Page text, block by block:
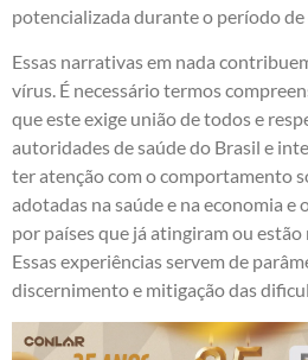
potencializada durante o período
Essas narrativas em nada
vírus. É necessário termos
que este exige união de todos e
autoridades de saúde do Brasil e
ter atenção com o comportamento
adotadas na saúde e na economia e
por países que já atingiram ou
Essas experiências servem de
discernimento e mitigação das